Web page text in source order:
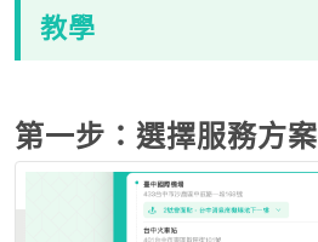
教學
第一步：選擇服務方案